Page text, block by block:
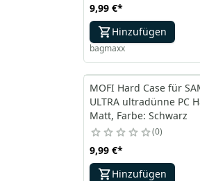
9,99 €*
Hinzufügen
bagmaxx
MOFI Hard Case für
ULTRA ultradünne PC
Matt, Farbe: Schwarz
0
9,99 €*
Hinzufügen